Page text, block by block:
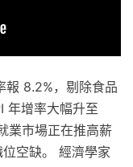
報 8.2%，剔除食品
年增率大幅升至
業市場正在推高薪
空缺。 經濟學家